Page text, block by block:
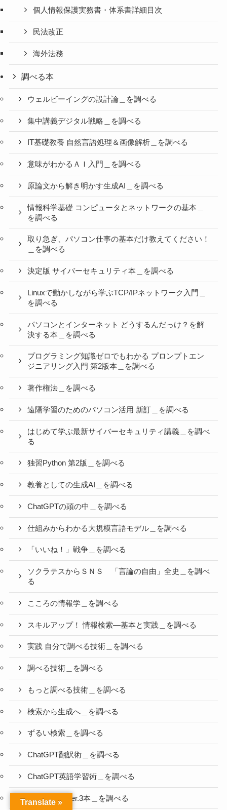
個人情報保護実務書・体系書詳細目次
民法改正
海外法務
調べる本
ウェルビーイングの設計論＿を調べる
集中講義デジタル戦略＿を調べる
IT基礎教養 自然言語処理＆画像解析＿を調べる
意味がわかるＡＩ入門＿を調べる
原論文から解き明かす生成AI＿を調べる
情報科学基礎 コンピュータとネットワークの基本＿
を調べる
取り急ぎ、パソコン仕事の基本だけ教えてください！
＿を調べる
決定版 サイバーセキュリティ本＿を調べる
Linuxで動かしながら学ぶTCP/IPネットワーク入門＿
を調べる
パソコンとインターネット どうするんだっけ？を解
決する本＿を調べる
プログラミング知識ゼロでもわかる プロンプトエン
ジニアリング入門 第2版本＿を調べる
著作権法＿を調べる
遠隔学習のためのパソコン活用 新訂＿を調べる
はじめて学ぶ最新サイバーセキュリティ講義＿を調べ
る
独習Python 第2版＿を調べる
教養としての生成AI＿を調べる
ChatGPTの頭の中＿を調べる
仕組みからわかる大規模言語モデル＿を調べる
「いいね！」戦争＿を調べる
ソクラテスからＳＮＳ 「言論の自由」全史＿を調べ
る
こころの情報学＿を調べる
スキルアップ！ 情報検索―基本と実践＿を調べる
実践 自分で調べる技術＿を調べる
調べる技術＿を調べる
もっと調べる技術＿を調べる
検索から生成へ＿を調べる
ずるい検索＿を調べる
ChatGPT翻訳術＿を調べる
ChatGPT英語学習術＿を調べる
AI英語革命 ver.3本＿を調べる
Translate »